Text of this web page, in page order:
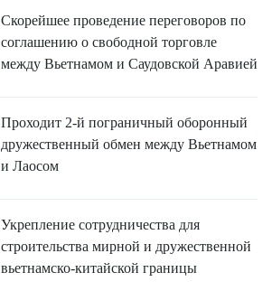
中文
FRANÇAIS
Скорейшее проведение переговоров по
соглашению о свободной торговле
между Вьетнамом и Саудовской Аравией
Проходит 2-й пограничный оборонный
дружественный обмен между Вьетнамом
и Лаосом
Укрепление сотрудничества для
строительства мирной и дружественной
вьетнамско-китайской границы